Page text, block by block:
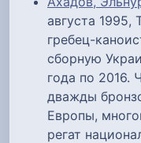
августа
гребец-
сборную
года по 2016.
дважды
Европы,
регат